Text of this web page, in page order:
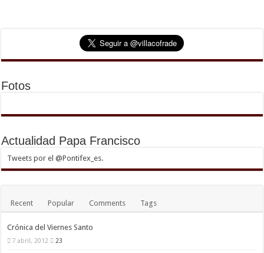
Fotos
Actualidad Papa Francisco
Tweets por el @Pontifex_es.
Recent Popular Comments Tags
Crónica del Viernes Santo
7 abril, 2012 23